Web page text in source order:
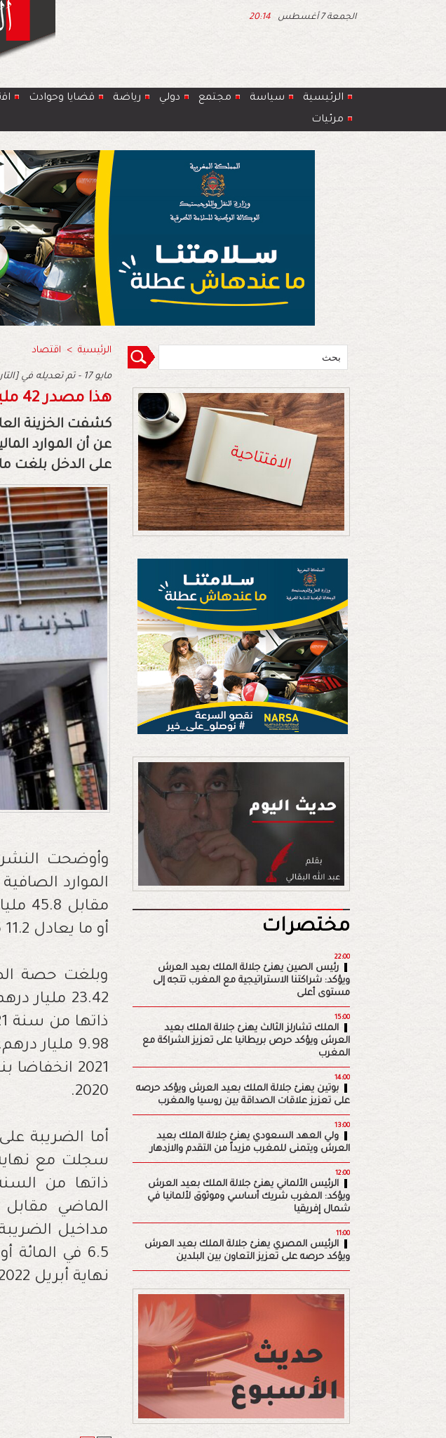
الجمعة 7 أغسطس 20:14
الرئيسية سياسة مجتمع دولي رياضة قضايا وحوادث
مرئيات
الرئيسية > اقتصاد
2022 مايو 17 - تم تعديله في [التاريخ]
هذا مصدر 42 مليار درهم التي استخلصتها الخزينة العامة للمملكة
كشفت الخزينة
عن أن الموارد
على الدخل بلغت ما يقارب 42 مليار درهم مع
وأوضحت
أو ما يعادل 11.2 مليار درهم.
وبلغت حصة
9.98
2020.
أما الضريبة
مداخيل
نهاية أبريل 2022 مقابل 1.37 مليار درهم في نهاية أبريل 2021.
مختصرات
22:00
رئيس الصين يهنئ جلالة الملك بعيد العرش
ويؤكد: شراكتنا الاستراتيجية مع المغرب تتجه إلى
مستوى أعلى
15:00
الملك تشارلز الثالث يهنئ جلالة الملك بعيد
العرش ويؤكد حرص بريطانيا على تعزيز الشراكة مع
المغرب
14:00
بوتين يهنئ جلالة الملك بعيد العرش ويؤكد حرصه
على تعزيز علاقات الصداقة بين روسيا والمغرب
13:00
ولي العهد السعودي يهنئ جلالة الملك بعيد
العرش ويتمنى للمغرب مزيداً من التقدم والازدهار
12:00
الرئيس الألماني يهنئ جلالة الملك بعيد العرش
ويؤكد: المغرب شريك أساسي وموثوق لألمانيا في
شمال إفريقيا
11:00
الرئيس المصري يهنئ جلالة الملك بعيد العرش
ويؤكد حرصه على تعزيز التعاون بين البلدين